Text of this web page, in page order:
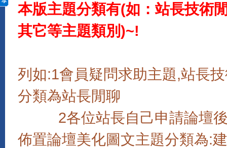
本版主題分類有(如：站長技術
其它等主題類別)~!
列如:1會員疑問求助主題,站長
分類為站長閒聊
2各位站長自己申請論壇後
佈置論壇美化圖文主題分類為: